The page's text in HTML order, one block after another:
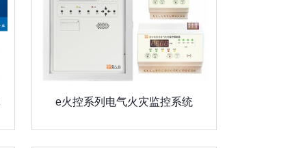
e火控系列电气火灾监控系统